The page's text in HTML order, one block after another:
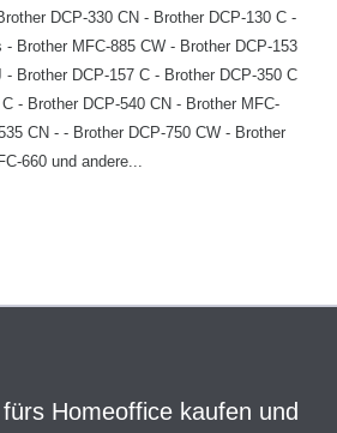
DCP-330 CN - Brother DCP-130 C -
- Brother MFC-885 CW - Brother DCP-153
Brother DCP-157 C - Brother DCP-350 C
- Brother DCP-540 CN - Brother MFC-
CN - - Brother DCP-750 CW - Brother
660 und andere...
Homeoffice kaufen und